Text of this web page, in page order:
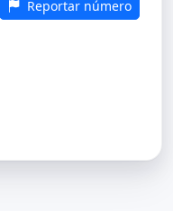
Reportar número